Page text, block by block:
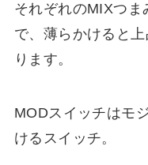
それぞれのMIXつ
で、薄らかけると
ります。
MODスイッチはモ
けるスイッチ。